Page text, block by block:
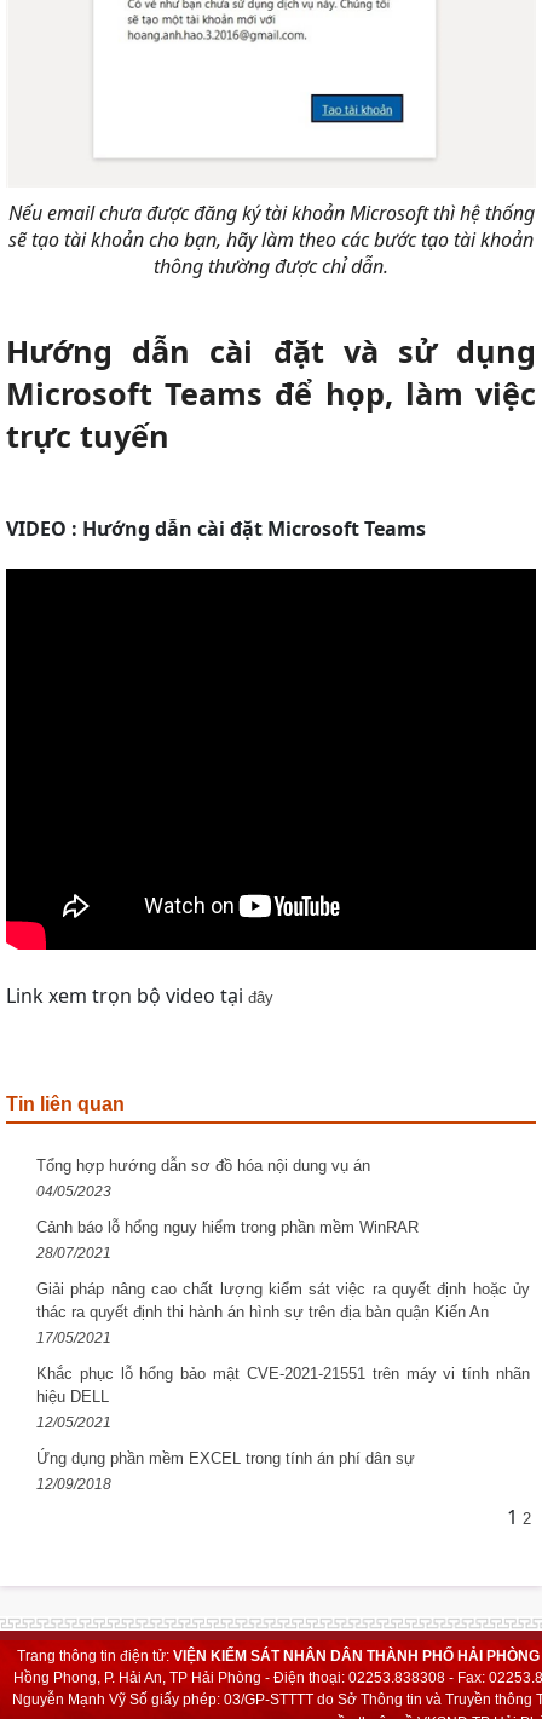
Nếu email chưa được đăng ký tài khoản Microsoft thì hệ thống
sẽ tạo tài khoản cho bạn, hãy làm theo các bước tạo tài khoản
thông thường được chỉ dẫn.
Hướng dẫn cài đặt và sử dụng
Microsoft Teams để họp, làm việc
trực tuyến
VIDEO : Hướng dẫn cài đặt Microsoft Teams
Link xem trọn bộ video tại đây
Tin liên quan
Tổng hợp hướng dẫn sơ đồ hóa nội dung vụ án
04/05/2023
Cảnh báo lỗ hổng nguy hiểm trong phần mềm WinRAR
28/07/2021
Giải pháp nâng cao chất lượng kiểm sát việc ra quyết định hoặc ủy
thác ra quyết định thi hành án hình sự trên địa bàn quận Kiến An
17/05/2021
Khắc phục lỗ hổng bảo mật CVE-2021-21551 trên máy vi tính nhãn
hiệu DELL
12/05/2021
Ứng dụng phần mềm EXCEL trong tính án phí dân sự
12/09/2018
1 2
Trang thông tin điện tử: VIỆN KIỂM SÁT NHÂN DÂN THÀNH PHỐ HẢI PHÒNG
Hồng Phong, P. Hải An, TP Hải Phòng - Điện thoại: 02253.838308 - Fax:
Nguyễn Mạnh VỹSố giấy phép: 03/GP-STTTT do Sở Thông tin và Truyền